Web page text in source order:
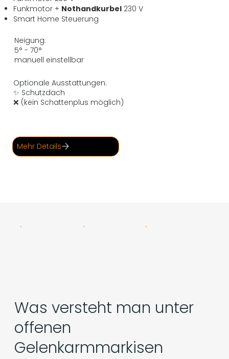
Funkmotor + Nothandkurbel 230 V
Smart Home Steuerung
Neigung:
5° - 70°
manuell einstellbar
Optionale Ausstattungen:
✨ Schutzdach
❌ (kein Schattenplus möglich)
Mehr Details
Was versteht man unter
offenen
Gelenkarmmarkisen